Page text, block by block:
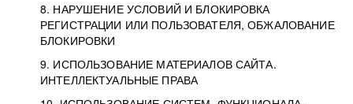
8. НАРУШЕНИЕ УСЛОВИЙ И БЛОКИРОВКА
РЕГИСТРАЦИИ ИЛИ ПОЛЬЗОВАТЕЛЯ, ОБЖАЛОВАНИЕ
БЛОКИРОВКИ
9. ИСПОЛЬЗОВАНИЕ МАТЕРИАЛОВ САЙТА.
ИНТЕЛЛЕКТУАЛЬНЫЕ ПРАВА